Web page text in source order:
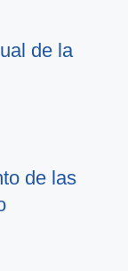
de la
de las